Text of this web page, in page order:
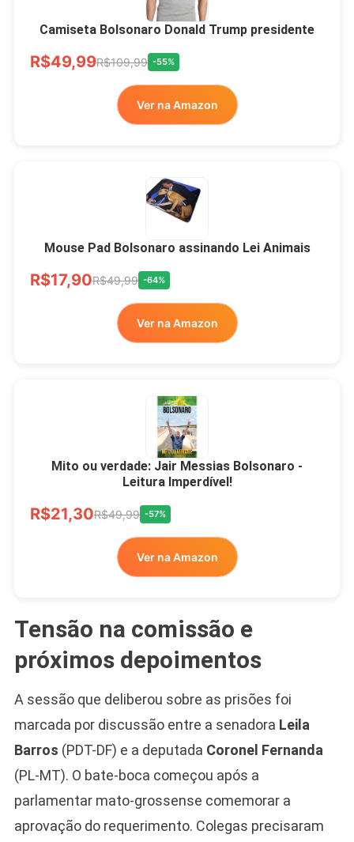
Camiseta Bolsonaro Donald Trump presidente
R$49,99R$109,99 -55%
Ver na Amazon
Mouse Pad Bolsonaro assinando Lei Animais
R$17,90R$49,99 -64%
Ver na Amazon
Mito ou verdade: Jair Messias Bolsonaro -
Leitura Imperdível!
R$21,30R$49,99 -57%
Ver na Amazon
Tensão na comissão e
próximos depoimentos
A sessão que deliberou sobre as prisões foi
marcada por discussão entre a senadora Leila
Barros (PDT-DF) e a deputada Coronel Fernanda
(PL-MT). O bate-boca começou após a
parlamentar mato-grossense comemorar a
aprovação do requerimento. Colegas precisaram